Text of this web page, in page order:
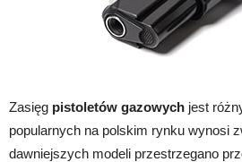
Zasięg pistoletów gazowych jest
popularnych na polskim rynku wynosi
dawniejszych modeli przestrzegano